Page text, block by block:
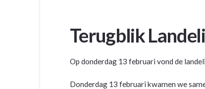
Terugblik
Op donderdag 13 februari vond de
Donderdag 13 februari kwamen we